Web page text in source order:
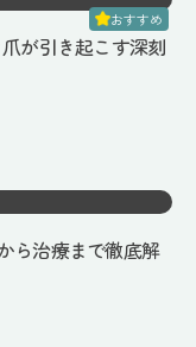
おすすめ
が引き起こす深刻
ら治療まで徹底解